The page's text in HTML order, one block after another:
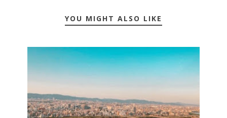
YOU MIGHT ALSO LIKE